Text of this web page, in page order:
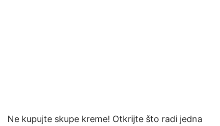
Ne kupujte skupe kreme! Otkrijte što radi jedna